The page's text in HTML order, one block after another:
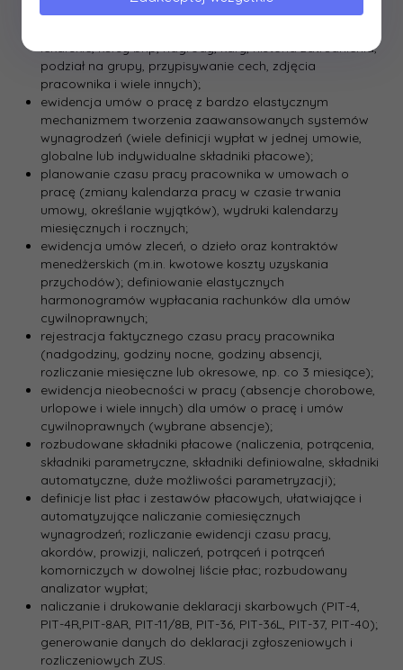
zarządzania i naliczania wynagrodzeń dla pracowników;
lekarskie, kursy bhp, nagrody, kary, historia zatrudnienia,
podział na grupy, przypisywanie cech, zdjęcia
pracownika i wiele innych);
ewidencja umów o pracę z bardzo elastycznym
mechanizmem tworzenia zaawansowanych systemów
wynagrodzeń (wiele definicji wypłat w jednej umowie,
globalne lub indywidualne składniki płacowe);
planowanie czasu pracy pracownika w umowach o
pracę (zmiany kalendarza pracy w czasie trwania
umowy, określanie wyjątków), wydruki kalendarzy
miesięcznych i rocznych;
ewidencja umów zleceń, o dzieło oraz kontraktów
menedżerskich (m.in. kwotowe koszty uzyskania
przychodów); definiowanie elastycznych
harmonogramów wypłacania rachunków dla umów
cywilnoprawnych;
rejestracja faktycznego czasu pracy pracownika
(nadgodziny, godziny nocne, godziny absencji,
rozliczanie miesięczne lub okresowe, np. co 3 miesiące);
ewidencja nieobecności w pracy (absencje chorobowe,
urlopowe i wiele innych) dla umów o pracę i umów
cywilnoprawnych (wybrane absencje);
rozbudowane składniki płacowe (naliczenia, potrącenia,
składniki parametryczne, składniki definiowalne, składniki
automatyczne, duże możliwości parametryzacji);
definicje list płac i zestawów płacowych, ułatwiające i
automatyzujące naliczanie comiesięcznych
wynagrodzeń; rozliczanie ewidencji czasu pracy,
akordów, prowizji, naliczeń, potrąceń i potrąceń
komorniczych w dowolnej liście płac; rozbudowany
analizator wypłat;
naliczanie i drukowanie deklaracji skarbowych (PIT-4,
PIT-4R,PIT-8AR, PIT-11/8B, PIT-36, PIT-36L, PIT-37, PIT-40);
generowanie danych do deklaracji zgłoszeniowych i
rozliczeniowych ZUS.